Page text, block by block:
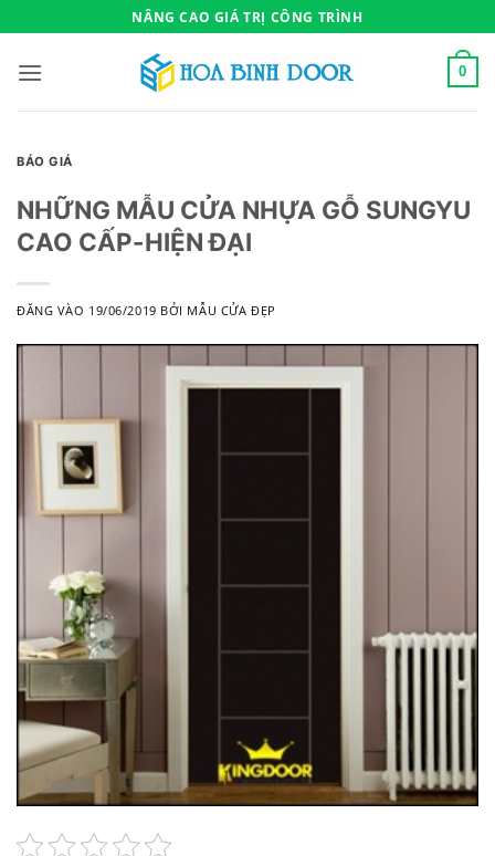
qua
nội
NÂNG CAO GIÁ TRỊ CÔNG TRÌNH
0
BÁO GIÁ
NHỮNG MẪU CỬA NHỰA GỖ SUNGYU
CAO CẤP-HIỆN ĐẠI
ĐĂNG VÀO 19/06/2019 BỞI MẪU CỬA ĐẸP